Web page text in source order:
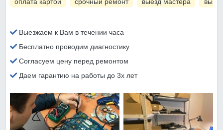
Выезжаем к Вам в течении часа
Бесплатно проводим диагностику
Согласуем цену перед ремонтом
Даем гарантию на работы до 3х лет